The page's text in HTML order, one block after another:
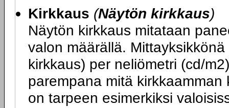
Kirkkaus (Näytön kirkkaus)
Näytön kirkkaus mitataan
valon määrällä.
kirkkaus) per neliömetri (cd/
parempana mitä
on tarpeen esimerkiksi